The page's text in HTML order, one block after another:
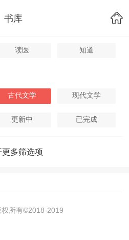
书库
读医 知道
古代文学 现代文学
更新中 已完成
更多筛选项
权所有©2018-2019